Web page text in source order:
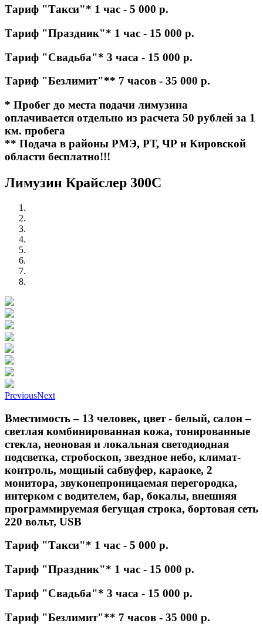
Тариф "Такси"* 1 час - 5 000 р.
Тариф "Праздник"* 1 час - 15 000 р.
Тариф "Свадьба"* 3 часа - 15 000 р.
Тариф "Безлимит"** 7 часов - 35 000 р.
* Пробег до места подачи лимузина
оплачивается отдельно из расчета 50 рублей за 1
км. пробега
** Подача в районы РМЭ, РТ, ЧР и Кировской
области бесплатно!!!
Лимузин Крайслер 300С
PreviousNext
Вместимость – 13 человек, цвет - белый, салон –
светлая комбинированная кожа, тонированные
стекла, неоновая и локальная светодиодная
подсветка, стробоскоп, звездное небо, климат-
контроль, мощный сабвуфер, караоке, 2
монитора, звуконепроницаемая перегородка,
интерком с водителем, бар, бокалы, внешняя
программируемая бегущая строка, бортовая сеть
220 вольт, USB
Тариф "Такси"* 1 час - 5 000 р.
Тариф "Праздник"* 1 час - 15 000 р.
Тариф "Свадьба"* 3 часа - 15 000 р.
Тариф "Безлимит"** 7 часов - 35 000 р.